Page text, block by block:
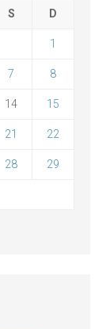
S D
1
7 8
14 15
21 22
28 29